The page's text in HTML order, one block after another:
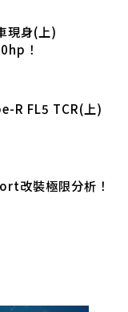
現身(上)
！
R FL5 TCR(上)
改裝極限分析！